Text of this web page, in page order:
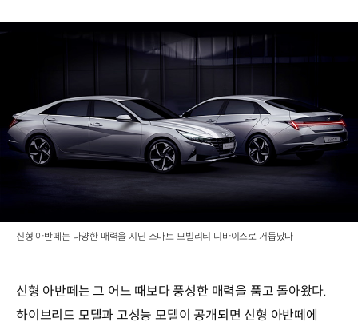
신형 아반떼는 다양한 매력을 지닌 스마트 모빌리티 디바이스로 거듭났다
신형 아반떼는 그 어느 때보다 풍성한 매력을 품고 돌아왔다.
하이브리드 모델과 고성능 모델이 공개되면 신형 아반떼에